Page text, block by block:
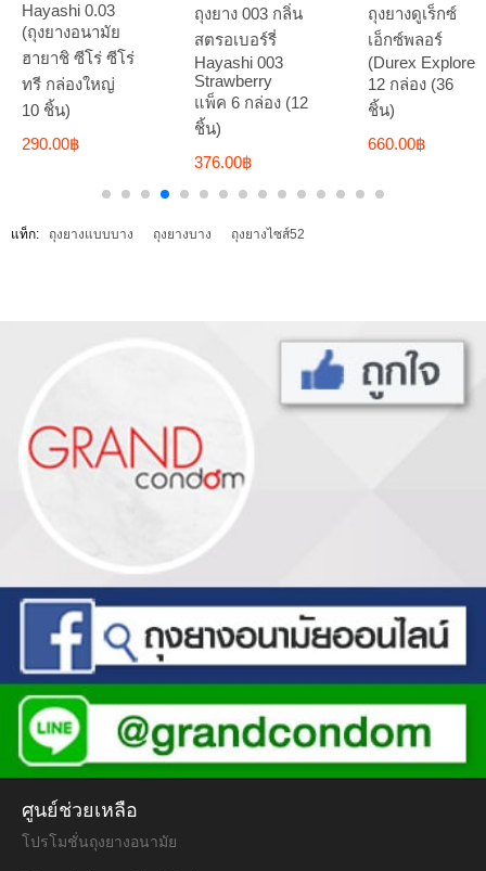
Hayashi 0.03
(ถุงยางอนามัย
ฮายาชิ ซีโร่ ซีโร่
ทรี กล่องใหญ่
10 ชิ้น)
290.00฿
ถุงยาง 003 กลิ่น
สตรอเบอร์รี่
Hayashi 003
Strawberry
แพ็ค 6 กล่อง (12
ชิ้น)
376.00฿
ถุงยางดูเร็กซ์
เอ็กซ์พลอร์
(Durex Explore)
12 กล่อง (36
ชิ้น)
660.00฿
แท็ก: ถุงยางแบบบาง ถุงยางบาง ถุงยางไซส์52
ศูนย์ช่วยเหลือ
โปรโมชั่นถุงยางอนามัย